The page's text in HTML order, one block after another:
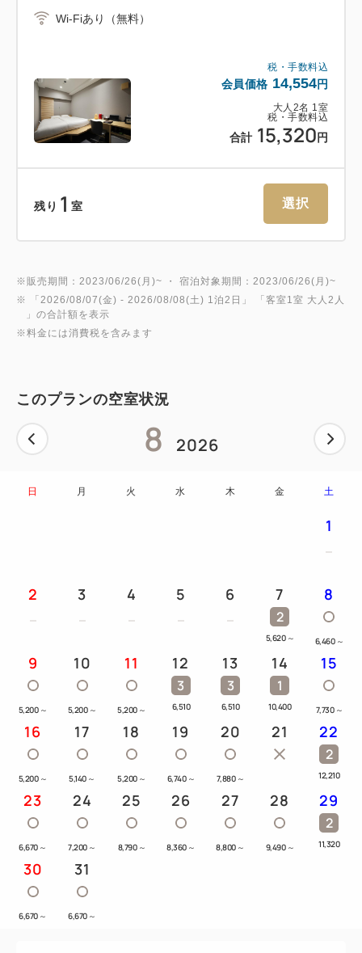
・浅草線 宝町駅から徒歩6分（A1番出口）
5室以上のグループ、10名以上のグループ、または当
ホテルが団体とみなした場合はご予約者様にお問い合
わせすることがございます。
同時に、団体予約のキャンセルポリシーを適用し、プ
ラン既定のキャンセルポリシーは適用いたしません。
10％、7日前～＝20％、2日前＝50％、前日＝80％、
当日＝100％、無連絡不泊＝100％〉
その他商用目的で「当予約サイト」を利用する行為は
禁止されております。
税・手数料込
会員価格 14,554円
大人 2名 1 室
税・手数料込
合計 15,320 円
Wi-Fiあり（無料）
残り 1 室 選択
※販売期間：2023/06/26(月)~ ・ 宿泊対象期間：2023/06/26(月)~
※ 「 2026/08/07(金) - 2026/08/08(土) 1泊2日 」 「客室1室 大人2人
」の合計額を表示
※料金には消費税を含みます
このプランの空室状況
8 2026
日 月 火 水 木 金 土
1
2 3 4 5 6 7
2
5,620 ～
8
6,460 ～
9
5,200 ～
10
5,200 ～
11
5,200 ～
12
3
6,510
13
3
6,510
14
1
10,400
15
7,730 ～
16
5,200 ～
17
5,140 ～
18
5,200 ～
19
6,740 ～
20
7,880 ～
21 22
2
12,210
23
6,670 ～
24
7,200 ～
25
8,790 ～
26
8,360 ～
27
8,800 ～
28
9,490 ～
29
2
11,320
30
6,670 ～
31
6,670 ～